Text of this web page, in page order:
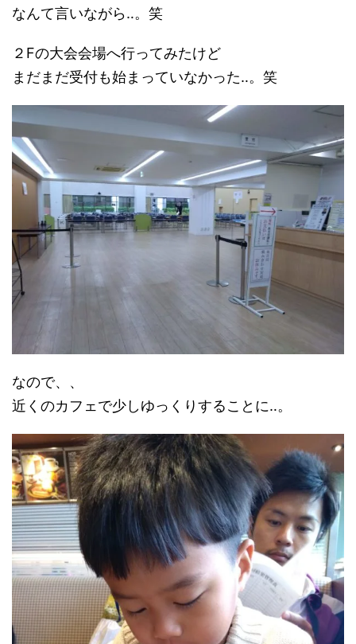
なんて言いながら‥。笑
２Fの大会会場へ行ってみたけど
まだまだ受付も始まっていなかった‥。笑
なので、、
近くのカフェで少しゆっくりすることに‥。